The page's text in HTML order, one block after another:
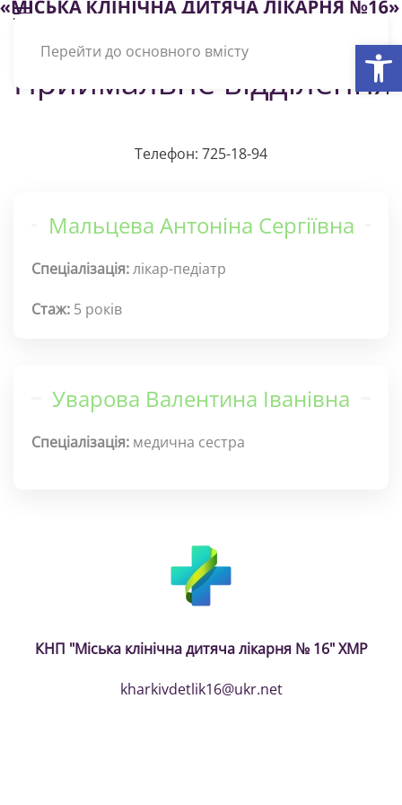
Перейти до основного вмісту
Приймальне відділення
Телефон: 725-18-94
Мальцева Антоніна Сергіївна
Спеціалізація:лікар-педіатр
Стаж: 5 років
Уварова Валентина Іванівна
Спеціалізація: медична сестра
КНП "Міська клінічна дитяча лікарня № 16" ХМР
kharkivdetlik16@ukr.net